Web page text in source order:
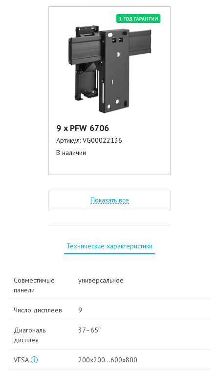
9 x PFW 6706
Артикул: VG00022136
В наличии
Показать все
Технические характеристики
Совместимые
панели
универсальное
Число дисплеев 9
Диагональ
дисплея
37–65″
VESA 200x200…600x800